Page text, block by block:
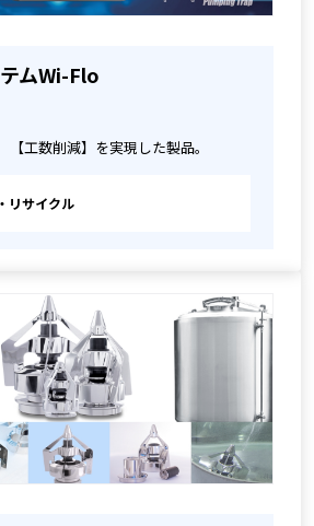
ムWi-Flo
【工数削減】を実現した製品。
リサイクル